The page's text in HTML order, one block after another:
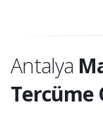
Antalya
Tercüme